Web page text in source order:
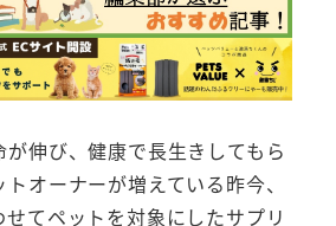
伸び、健康で長生きしてもら
オーナーが増えている昨今、
てペットを対象にしたサプリ